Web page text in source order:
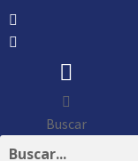
Buscar